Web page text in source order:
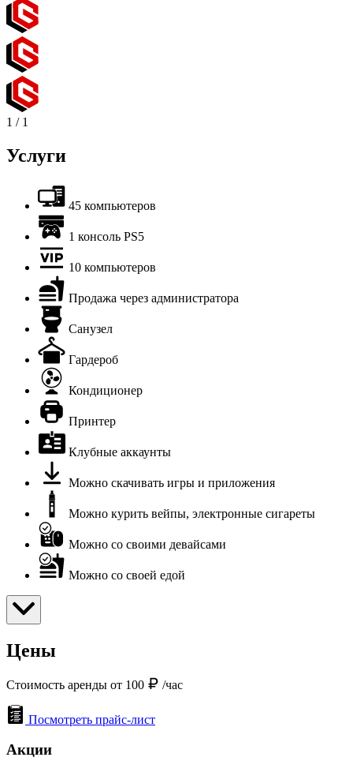
1 / 1
Услуги
45 компьютеров
1 консоль PS5
10 компьютеров
Продажа через администратора
Санузел
Гардероб
Кондиционер
Принтер
Клубные аккаунты
Можно скачивать игры и приложения
Можно курить вейпы, электронные сигареты
Можно со своими девайсами
Можно со своей едой
Цены
Стоимость аренды от 100 /час
Посмотреть прайс-лист
Акции